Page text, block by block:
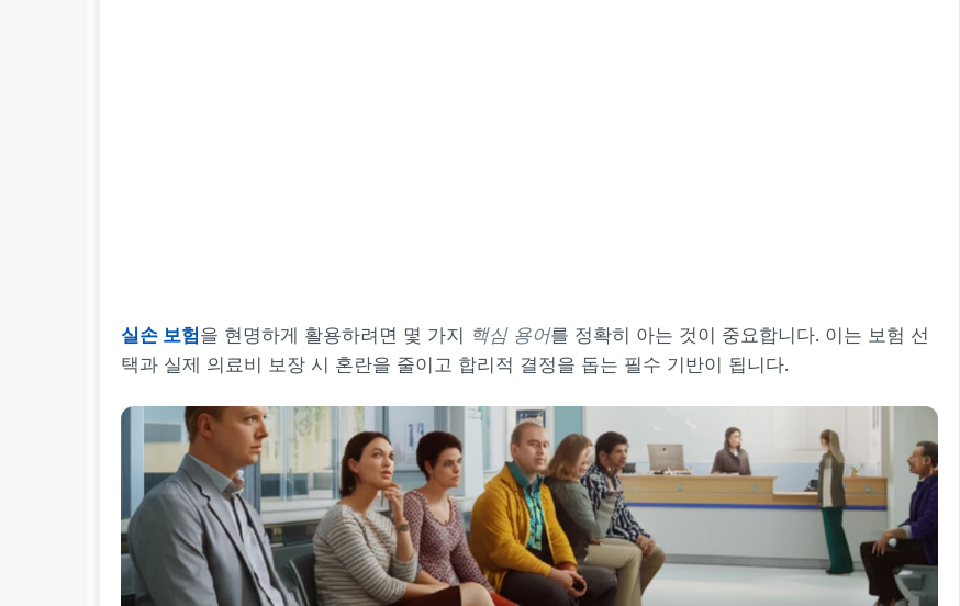
실손 보험을 현명하게 활용하려면 몇 가지 핵심 용어를 정확히 아는 것이 중요합니다. 이는 보험 선
택과 실제 의료비 보장 시 혼란을 줄이고 합리적 결정을 돕는 필수 기반이 됩니다.